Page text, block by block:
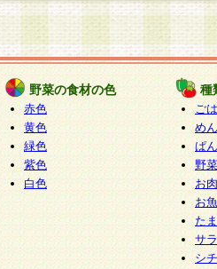
録希望者による会員登録手続
録の承認が完了した時点で会
会員に対して適用されるもの
個人情報は、すべて会員登録
のと考えております。従っ
供を希望されない場合には、
せん が、提供されないこと
ご利用いただけない場合があ
ら当社が保有している個人情
野菜の食材の色
赤色
黄色
緑色
紫色
白色
種
ご
めん
ぱん
野
お
お
た
サ
シ